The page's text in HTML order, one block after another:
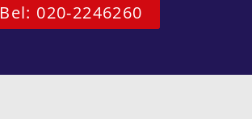
Bel: 020-2246260